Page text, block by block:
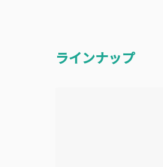
ラインナップ